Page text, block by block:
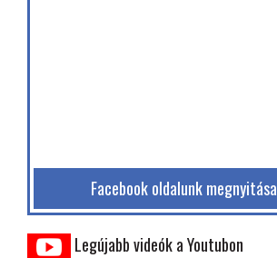
Facebook oldalunk megnyitása
Legújabb videók a Youtubon